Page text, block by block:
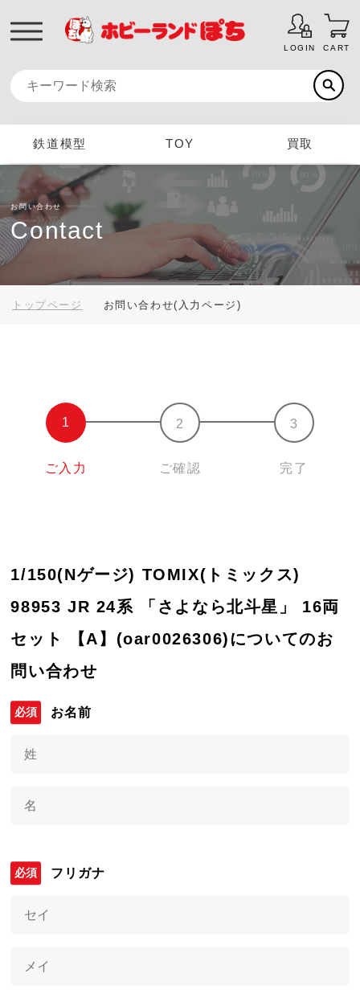
LOGIN CART
鉄道模型 TOY 買取
お問い合わせ
Contact
トップページ お問い合わせ(入力ページ)
ご入力 ご確認 完了
1/150(Nゲージ) TOMIX(トミックス)
98953 JR 24系 「さよなら北斗星」 16両
セット 【A】(oar0026306)についてのお
問い合わせ
お名前
フリガナ